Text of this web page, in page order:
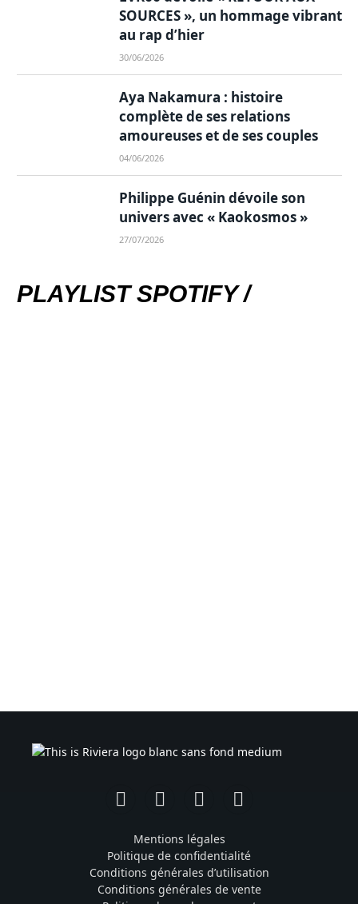
SOURCES », un hommage vibrant
au rap d’hier
30/06/2026
Aya Nakamura : histoire
complète de ses relations
amoureuses et de ses couples
04/06/2026
Philippe Guénin dévoile son
univers avec « Kaokosmos »
27/07/2026
PLAYLIST SPOTIFY /
FacebookInstagramTikTok YouTube
Mentions légales
Politique de confidentialité
Conditions générales d’utilisation
Conditions générales de vente